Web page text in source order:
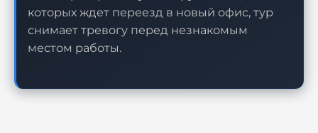
которых ждет переезд в новый офис, тур
снимает тревогу перед незнакомым
местом работы.